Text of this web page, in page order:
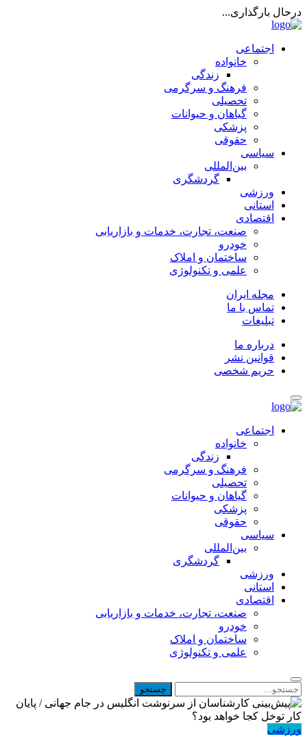
درحال بارگذاری...
اجتماعی
خانواده
زندگی
فرهنگ و سرگرمی
تحصیلی
گیاهان و حیوانات
پزشکی
حقوقی
سیاسی
بین‌المللی
گردشگری
ورزشی
استانی
اقتصادی
صنعت، تجارت، خدمات و بازاریابی
خودرو
ساختمان و املاک
علمی و تکنولوژی
مجله ایران
تماس با ما
تبلیغات
درباره ما
قوانین نشر
حریم شخصی
اجتماعی
خانواده
زندگی
فرهنگ و سرگرمی
تحصیلی
گیاهان و حیوانات
پزشکی
حقوقی
سیاسی
بین‌المللی
گردشگری
ورزشی
استانی
اقتصادی
صنعت، تجارت، خدمات و بازاریابی
خودرو
ساختمان و املاک
علمی و تکنولوژی
ورزشی